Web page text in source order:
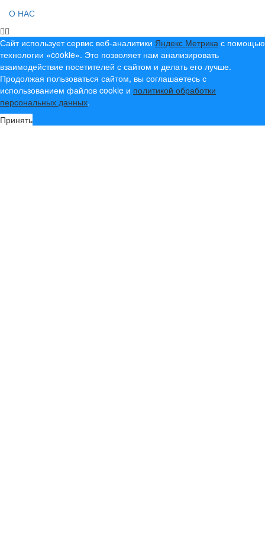
О НАС
Сайт использует сервис веб-аналитики Яндекс Метрика с помощью
технологии «cookie». Это позволяет нам анализировать
взаимодействие посетителей с сайтом и делать его лучше.
Продолжая пользоваться сайтом, вы соглашаетесь с
использованием файлов cookie и политикой обработки
персональных данных.
Принять